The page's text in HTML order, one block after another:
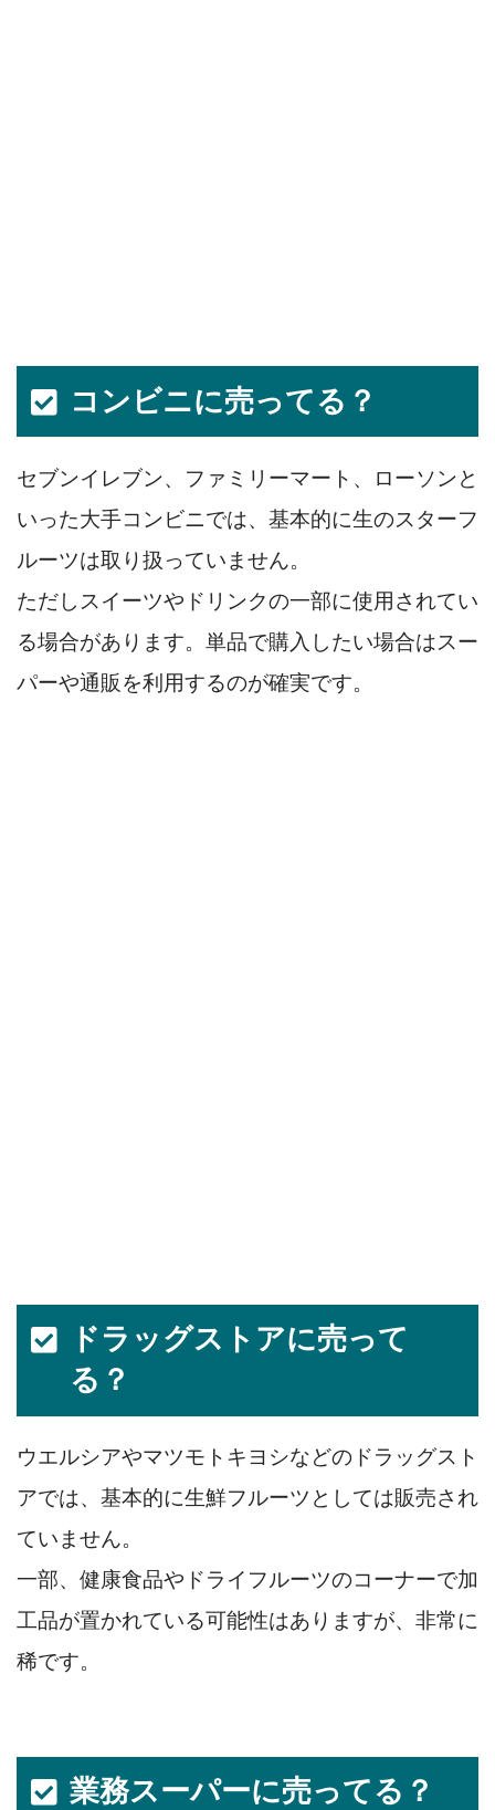
コンビニに売ってる？
セブンイレブン、ファミリーマート、ローソンと
いった大手コンビニでは、基本的に生のスターフ
ルーツは取り扱っていません。
ただしスイーツやドリンクの一部に使用されてい
る場合があります。単品で購入したい場合はスー
パーや通販を利用するのが確実です。
ドラッグストアに売って
る？
ウエルシアやマツモトキヨシなどのドラッグスト
アでは、基本的に生鮮フルーツとしては販売され
ていません。
一部、健康食品やドライフルーツのコーナーで加
工品が置かれている可能性はありますが、非常に
稀です。
業務スーパーに売ってる？